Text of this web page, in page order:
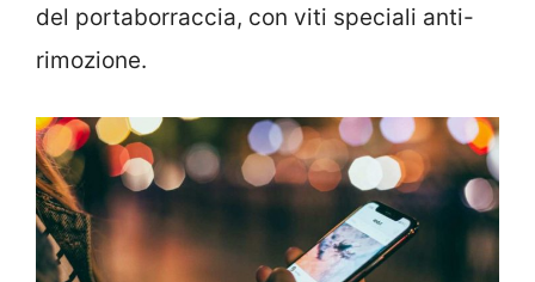
del portaborraccia, con viti speciali anti-
rimozione.